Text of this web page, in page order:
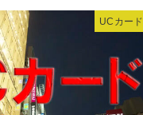
UCカード